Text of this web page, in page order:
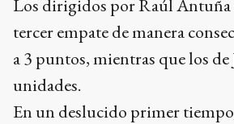
Los dirigidos por Raúl Antuña
tercer empate de manera
a 3 puntos, mientras que los
unidades.
En un deslucido primer